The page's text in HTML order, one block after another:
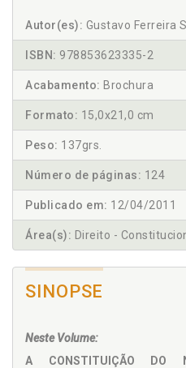
Autor(es): Gustavo Ferreira
ISBN: 978853623335-2
Acabamento: Brochura
Formato: 15,0x21,0 cm
Peso: 137grs.
Número de páginas: 124
Publicado em: 12/04/2011
Área(s): Direito -
SINOPSE
Neste Volume:
A CONSTITUIÇÃO DO